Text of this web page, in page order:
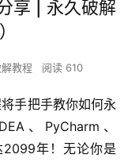
享 | 永久破解
教程 阅读 610
手把手教你如何永
、PyCharm、
年！无论你是